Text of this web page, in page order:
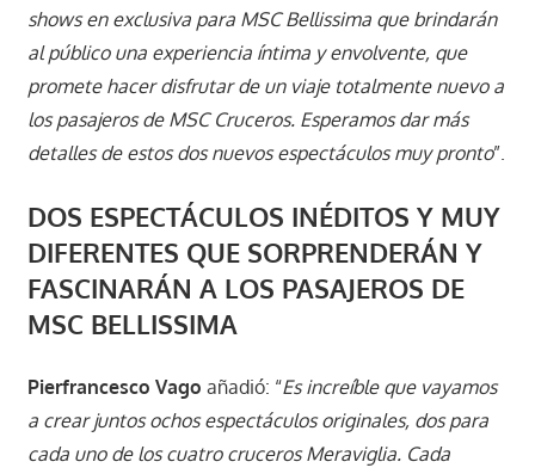
shows en exclusiva para MSC Bellissima que brindarán
al público una experiencia íntima y envolvente, que
promete hacer disfrutar de un viaje totalmente nuevo a
los pasajeros de MSC Cruceros. Esperamos dar más
detalles de estos dos nuevos espectáculos muy pronto”.
DOS ESPECTÁCULOS INÉDITOS Y MUY
DIFERENTES QUE SORPRENDERÁN Y
FASCINARÁN A LOS PASAJEROS DE
MSC BELLISSIMA
Pierfrancesco Vago añadió: “Es increíble que vayamos
a crear juntos ochos espectáculos originales, dos para
cada uno de los cuatro cruceros Meraviglia. Cada